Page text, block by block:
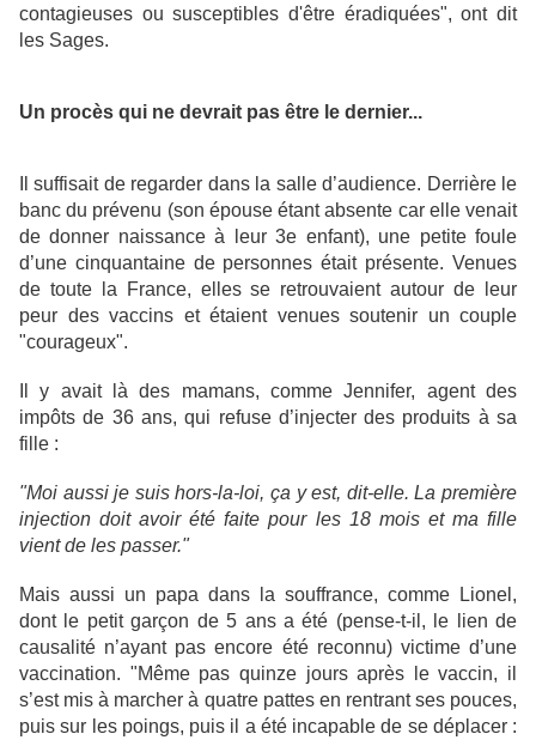
contagieuses ou susceptibles d'être éradiquées", ont dit
les Sages.
Un procès qui ne devrait pas être le dernier...
Il suffisait de regarder dans la salle d’audience. Derrière le
banc du prévenu (son épouse étant absente car elle venait
de donner naissance à leur 3e enfant), une petite foule
d’une cinquantaine de personnes était présente. Venues
de toute la France, elles se retrouvaient autour de leur
peur des vaccins et étaient venues soutenir un couple
"courageux".
Il y avait là des mamans, comme Jennifer, agent des
impôts de 36 ans, qui refuse d’injecter des produits à sa
fille :
"Moi aussi je suis hors-la-loi, ça y est, dit-elle. La première
injection doit avoir été faite pour les 18 mois et ma fille
vient de les passer."
Mais aussi un papa dans la souffrance, comme Lionel,
dont le petit garçon de 5 ans a été (pense-t-il, le lien de
causalité n’ayant pas encore été reconnu) victime d’une
vaccination. "Même pas quinze jours après le vaccin, il
s’est mis à marcher à quatre pattes en rentrant ses pouces,
puis sur les poings, puis il a été incapable de se déplacer :